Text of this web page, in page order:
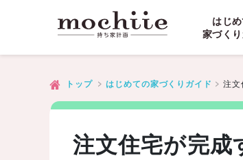
はじ
家づく
トップ はじめての家づくりガイド 注
注文住宅が完成